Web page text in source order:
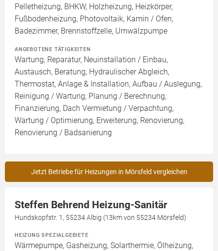
Pelletheizung, BHKW, Holzheizung, Heizkörper,
Fußbodenheizung, Photovoltaik, Kamin / Ofen,
Badezimmer, Brennstoffzelle, Umwälzpumpe
ANGEBOTENE TÄTIGKEITEN
Wartung, Reparatur, Neuinstallation / Einbau,
Austausch, Beratung, Hydraulischer Abgleich,
Thermostat, Anlage & Installation, Aufbau / Auslegung,
Reinigung / Wartung, Planung / Berechnung,
Finanzierung, Dach Vermietung / Verpachtung,
Wartung / Optimierung, Erweiterung, Renovierung,
Renovierung / Badsanierung
Jetzt Betriebe für Heizungen in Mörsfeld vergleichen
Steffen Behrend Heizung-Sanitär
Hundskopfstr. 1, 55234 Albig (13km von 55234 Mörsfeld)
HEIZUNG SPEZIALGEBIETE
Wärmepumpe, Gasheizung, Solarthermie, Ölheizung,